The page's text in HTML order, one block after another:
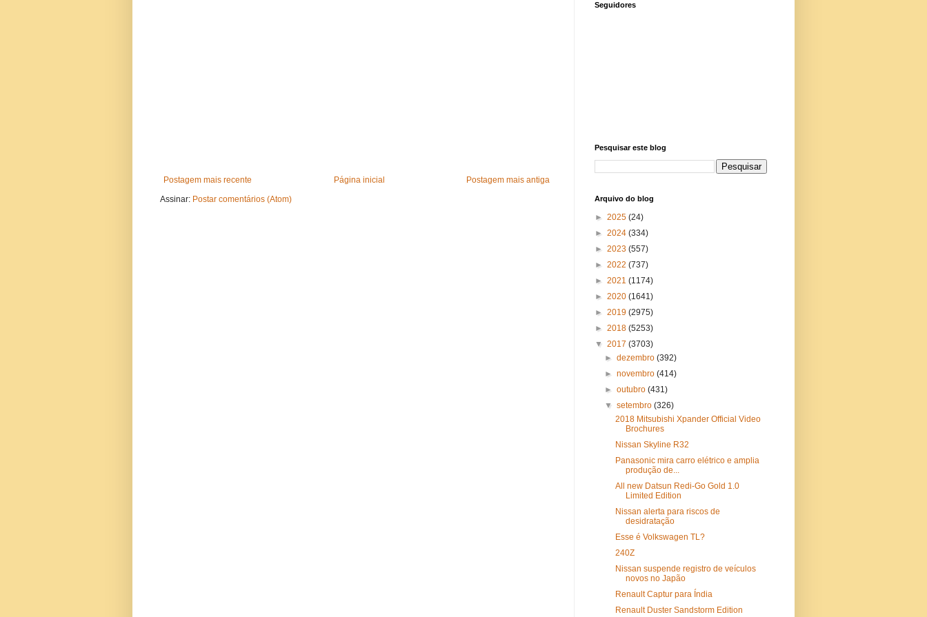
Postagem mais recente Postagem mais antiga
Página inicial
Assinar: Postar comentários (Atom)
Seguidores
Pesquisar este blog
Arquivo do blog
► 2025 (24)
► 2024 (334)
► 2023 (557)
► 2022 (737)
► 2021 (1174)
► 2020 (1641)
► 2019 (2975)
► 2018 (5253)
▼ 2017 (3703)
►dezembro(392)
►novembro(414)
►outubro(431)
▼setembro(326)
2018 Mitsubishi Xpander Official Video
Brochures
Nissan Skyline R32
Panasonic mira carro elétrico e amplia
produção de...
All new Datsun Redi-Go Gold 1.0
Limited Edition
Nissan alerta para riscos de
desidratação
Esse é Volkswagen TL?
240Z
Nissan suspende registro de veículos
novos no Japão
Renault Captur para Índia
Renault Duster Sandstorm Edition